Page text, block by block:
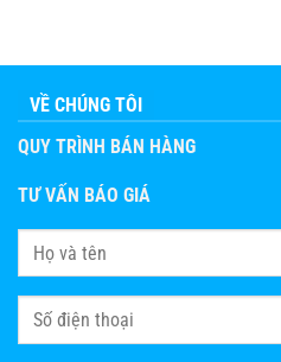
VỀ CHÚNG TÔI
QUY TRÌNH BÁN HÀNG
TƯ VẤN BÁO GIÁ